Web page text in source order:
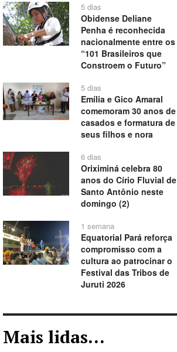
5 dias
Obidense Deliane
Penha é reconhecida
nacionalmente entre os
“101 Brasileiros que
Constroem o Futuro”
5 dias
Emília e Gico Amaral
comemoram 30 anos de
casados e formatura de
seus filhos e nora
6 dias
Oriximiná celebra 80
anos do Círio Fluvial de
Santo Antônio neste
domingo (2)
1 semana
Equatorial Pará reforça
compromisso com a
cultura ao patrocinar o
Festival das Tribos de
Juruti 2026
Mais lidas...